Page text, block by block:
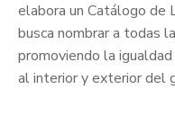
elabora un Catálogo de
busca nombrar a todas
promoviendo la
al interior y exterior del